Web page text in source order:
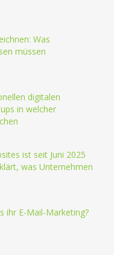
Was
müssen
digitalen
in welcher
ist seit Juni 2025
was Unternehmen
ihr E-Mail-Marketing?